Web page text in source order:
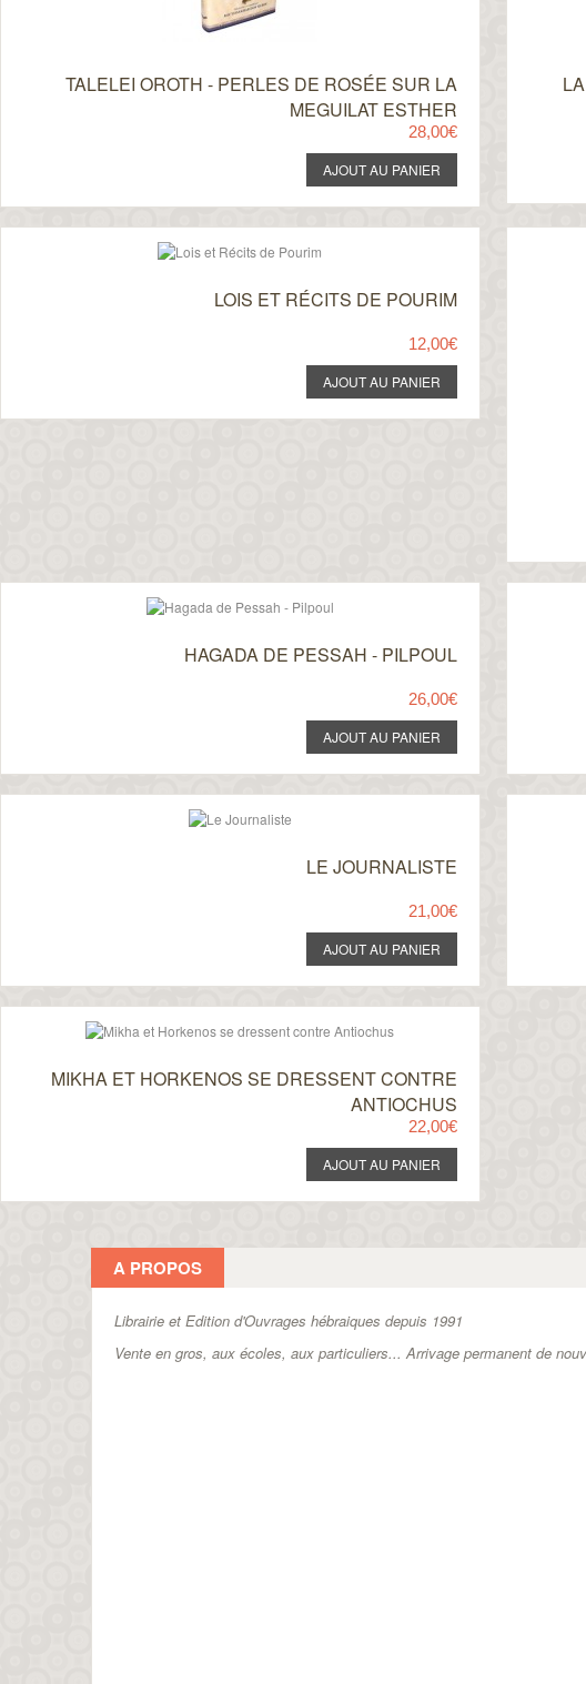
TALELEI OROTH - PERLES DE ROSÉE SUR LA
MEGUILAT ESTHER
28,00€
LOIS ET RÉCITS DE POURIM
12,00€
HAGADA DE PESSAH - PILPOUL
26,00€
LE JOURNALISTE
21,00€
MIKHA ET HORKENOS SE DRESSENT CONTRE
ANTIOCHUS
22,00€
A PROPOS
Librairie et Edition d'Ouvrages hébraiques depuis 1991
Vente en gros, aux écoles, aux particuliers...Arrivage permanent de